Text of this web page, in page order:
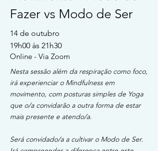
Fazer vs Modo de Ser
14 de outubro
19h00 às 21h30
Online - Via Zoom
Nesta sessão além da respiração como foco,
irá experienciar o Mindfulness em
movimento, com posturas simples de Yoga
que o/a convidarão a outra forma de estar
mais presente e atendo/a.
Será convidado/a a cultivar o Modo de Ser.